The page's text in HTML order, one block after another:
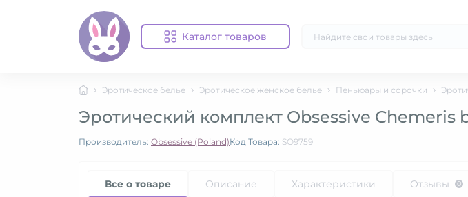
Каталог товаров
Эротическое белье Эротическое женское белье Пеньюары и сорочки
Эротический комплект Obsessive
Производитель: Obsessive (Poland)Код Товара: SO9759
Все о товаре Описание Характеристики Отзывы 0